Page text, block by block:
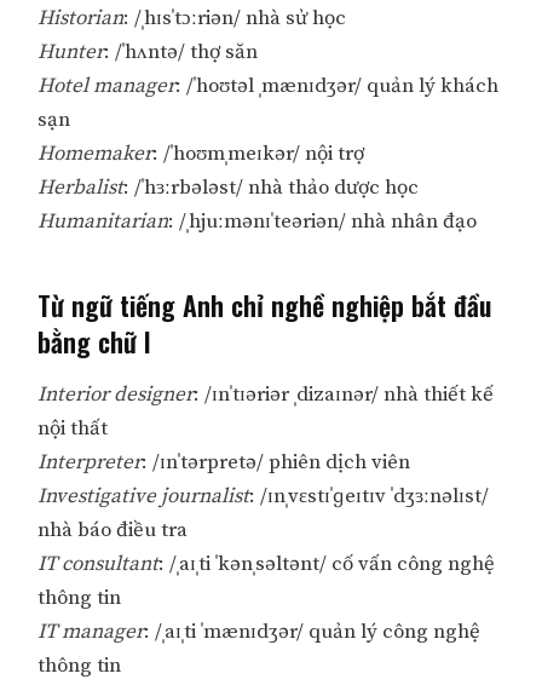
Historian: /ˌhɪsˈtɔːriən/ nhà sử học
Hunter: /ˈhʌntə/ thợ săn
Hotel manager: /ˈhoʊtəl ˌmænɪdʒər/ quản lý khách
sạn
Homemaker: /ˈhoʊmˌmeɪkər/ nội trợ
Herbalist: /ˈhɜːrbələst/ nhà thảo dược học
Humanitarian: /ˌhjuːmənɪˈteəriən/ nhà nhân đạo
Từ ngữ tiếng Anh chỉ nghề nghiệp bắt đầu
bằng chữ I
Interior designer: /ɪnˈtɪəriər ˌdizaɪnər/ nhà thiết kế
nội thất
Interpreter: /ɪnˈtərpretə/ phiên dịch viên
Investigative journalist: /ɪnˌvɛstɪˈɡeɪtɪv ˈdʒɜːnəlɪst/
nhà báo điều tra
IT consultant: /ˌaɪˌti ˈkənˌsəltənt/ cố vấn công nghệ
thông tin
IT manager: /ˌaɪˌti ˈmænɪdʒər/ quản lý công nghệ
thông tin